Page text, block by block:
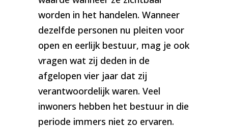
worden in het handelen. Wanneer
dezelfde personen nu pleiten voor
open en eerlijk bestuur, mag je ook
vragen wat zij deden in de
afgelopen vier jaar dat zij
verantwoordelijk waren. Veel
inwoners hebben het bestuur in die
periode immers niet zo ervaren.